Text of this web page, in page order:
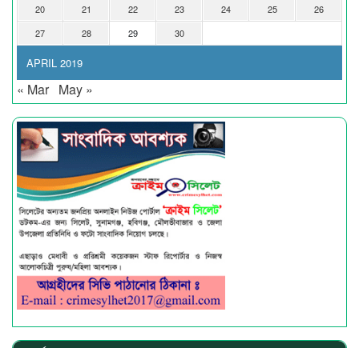
APRIL 2019
20
21 22 23 24 25
26
27
28 29 30
« Mar May »